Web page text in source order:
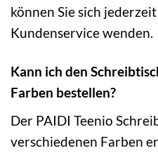
können Sie sich
Kundenservice wenden.
Kann ich den
Farben bestellen?
Der PAIDI Teenio
verschiedenen Farben